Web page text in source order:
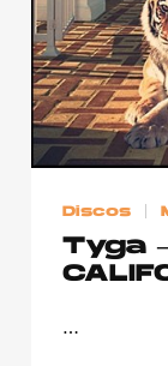
© 2015-2022
Discos
Tyga
…